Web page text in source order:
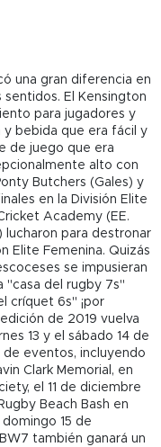
una gran diferencia en
El Kensington
para jugadores y
y bebida que era fácil y
de juego que era
alto con
Butchers (Gales) y
en la División Elite
Academy (EE.
lucharon para destronar
Elite Femenina. Quizás
se impusieran
"casa del rugby 7s"
críquet 6s" ¡por
de 2019 vuelva
13 y el sábado 14 de
eventos, incluyendo
Clark Memorial, en
el 11 de diciembre
Beach Bash en
15 de
también ganará un